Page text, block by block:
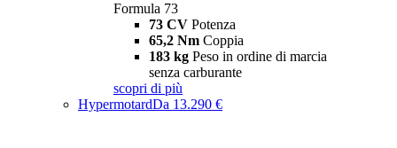
Formula 73
73 CV Potenza
65,2 Nm Coppia
183 kg Peso in ordine di marcia
senza carburante
scopri di più
HypermotardDa 13.290 €